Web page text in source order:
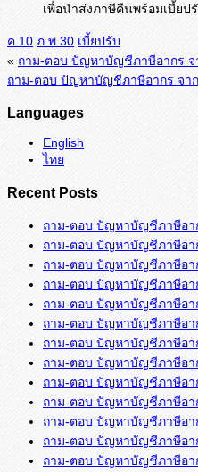
เพื่อนำส่งภาษีคืนพร้อมเบี้ยป
ค.10 ภ.พ.30 เบี้ยปรับ
« ถาม-ตอบ ปัญหาบัญชีภาษีอากร จ
ถาม-ตอบ ปัญหาบัญชีภาษีอากร จา
Languages
English
ไทย
Recent Posts
ถาม-ตอบ ปัญหาบัญชีภาษีอา
ถาม-ตอบ ปัญหาบัญชีภาษีอา
ถาม-ตอบ ปัญหาบัญชีภาษีอา
ถาม-ตอบ ปัญหาบัญชีภาษีอา
ถาม-ตอบ ปัญหาบัญชีภาษีอา
ถาม-ตอบ ปัญหาบัญชีภาษีอา
ถาม-ตอบ ปัญหาบัญชีภาษีอา
ถาม-ตอบ ปัญหาบัญชีภาษีอ
ถาม-ตอบ ปัญหาบัญชีภาษีอา
ถาม-ตอบ ปัญหาบัญชีภาษีอา
ถาม-ตอบ ปัญหาบัญชีภาษีอา
ถาม-ตอบ ปัญหาบัญชีภาษีอา
ถาม-ตอบ ปัญหาบัญชีภาษีอา